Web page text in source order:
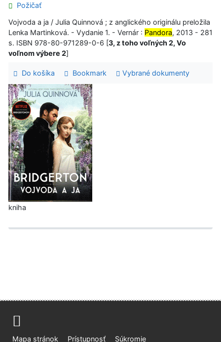
Požičať
Vojvoda a ja / Julia Quinnová ; z anglického originálu preložila
Lenka Martinková. - Vydanie 1. - Vernár : Pandora, 2013 - 281
s. ISBN 978-80-971289-0-6 [3, z toho voľných 2, Vo
voľnom výbere 2]
Do košíka Bookmark Vybrané dokumenty
kniha
Mapa stránok Prístupnosť Súkromie